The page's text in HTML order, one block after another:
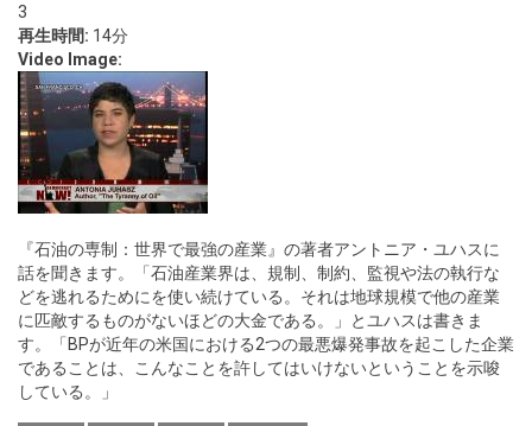
3
再生時間: 14分
Video Image:
『石油の専制：世界で最強の産業』の著者アントニア・ユハスに
話を聞きます。「石油産業界は、規制、制約、監視や法の執行な
どを逃れるためにを使い続けている。それは地球規模で他の産業
に匹敵するものがないほどの大金である。」とユハスは書きま
す。「BPが近年の米国における2つの最悪爆発事故を起こした企業
であることは、こんなことを許してはいけないということを示唆
している。」